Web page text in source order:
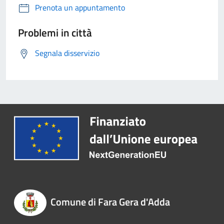
Prenota un appuntamento
Problemi in città
Segnala disservizio
Comune di Fara Gera d'Adda